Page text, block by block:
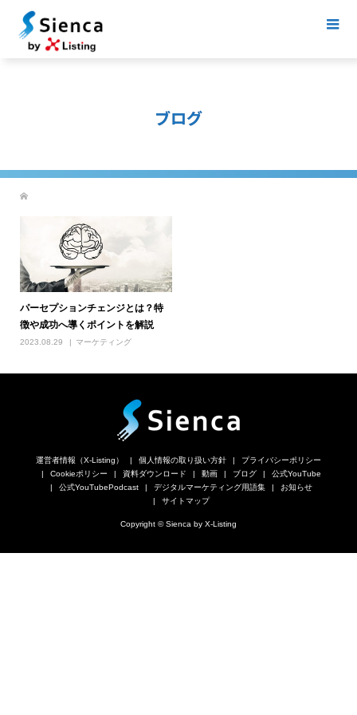
ブログ
パーセプションチェンジとは？特
徴や成功へ導くポイントを解説
2023.08.29 マーケティング
運営者情報（X-Listing） 個人情報の取り扱い方針
プライバシーポリシー
Cookieポリシー
資料ダウンロード 動画 ブログ
公式YouTube
公式YouTubePodcast
デジタルマーケティング用語集
お知らせ
サイトマップ
Copyright © Sienca by X-Listing